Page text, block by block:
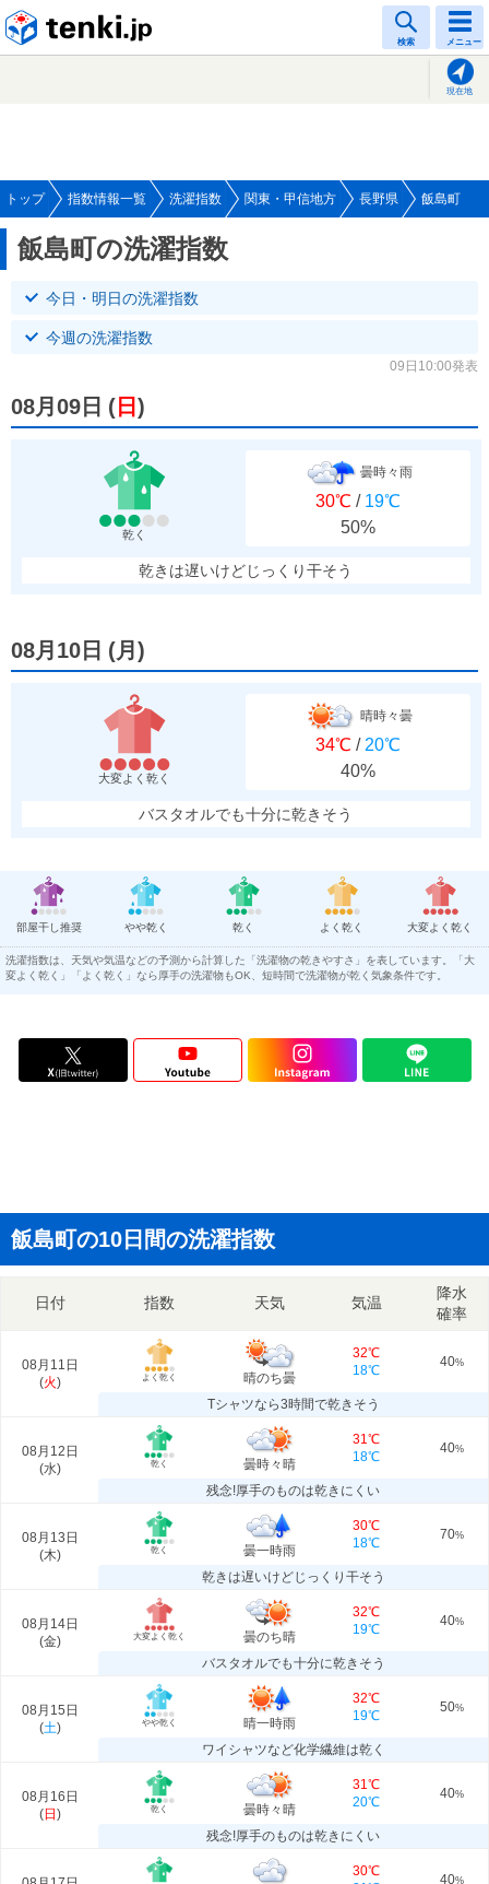
検索 メニュー
現在地
トップ 指数情報一覧 洗濯指数 関東・甲信地方 長野県 飯島町
飯島町の洗濯指数
今日・明日の洗濯指数
今週の洗濯指数
09日10:00発表
08月09日 ( 日 )
乾く
曇時々雨
30℃ / 19℃
50%
乾きは遅いけどじっくり干そう
08月10日 (月 )
大変よく乾く
晴時々曇
34℃ / 20℃
40%
バスタオルでも十分に乾きそう
部屋干し推奨 やや乾く 乾く よく乾く 大変よく乾く
洗濯指数は、天気や気温などの予測から計算した「洗濯物の乾きやすさ」を表しています。「大
変よく乾く」「よく乾く」なら厚手の洗濯物もOK、短時間で洗濯物が乾く気象条件です。
飯島町の10日間の洗濯指数
日付 指数 天気 気温
降水
確率
08月11日
(火) よく乾く 晴のち曇
32℃
18℃
40%
Tシャツなら3時間で乾きそう
08月12日
(水) 乾く 曇時々晴
31℃
18℃
40%
残念!厚手のものは乾きにくい
08月13日
(木) 乾く 曇一時雨
30℃
18℃
70%
乾きは遅いけどじっくり干そう
08月14日
(金) 大変よく乾く 曇のち晴
32℃
19℃
40%
バスタオルでも十分に乾きそう
08月15日
(土) やや乾く 晴一時雨
32℃
19℃
50%
ワイシャツなど化学繊維は乾く
08月16日
(日 ) 乾く 曇時々晴
31℃
20℃
40%
残念!厚手のものは乾きにくい
30℃
40%